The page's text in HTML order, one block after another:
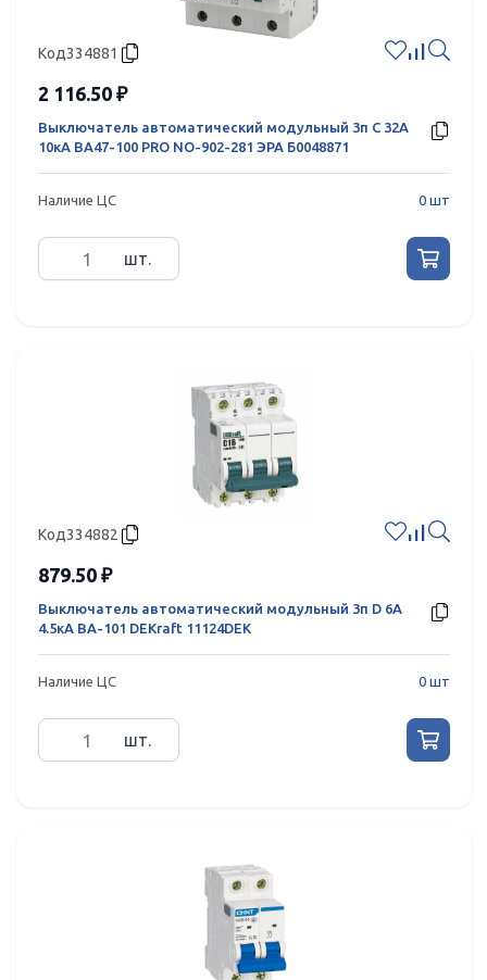
Код334881
2 116.50 ₽
Выключатель автоматический модульный 3п C 32А
10кА ВА47-100 PRO NO-902-281 ЭРА Б0048871
Наличие ЦС 0 шт
шт.
Код334882
879.50 ₽
Выключатель автоматический модульный 3п D 6А
4.5кА ВА-101 DEKraft 11124DEK
Наличие ЦС 0 шт
шт.